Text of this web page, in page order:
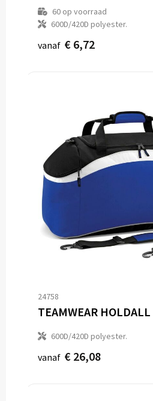
60op voorraad
600D/420D polyester.
vanaf € 6,72
24758
TEAMWEAR HOLDALL
600D/420D polyester.
vanaf € 26,08